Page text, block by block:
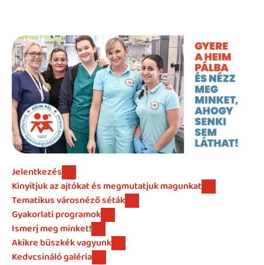
Szülőknek
Gyerekeknek
HEIM Akadémia
Karrier
Jelentkezés
Kinyitjuk az ajtókat és megmutatjuk magunkat
Tematikus városnéző séták
Gyakorlati programok
Ismerj meg minket!
Akikre büszkék vagyunk
Kedvcsináló galéria